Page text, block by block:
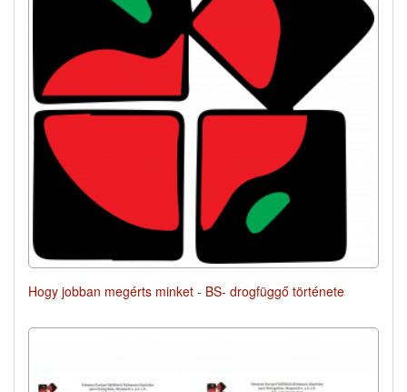
Hogy jobban megérts minket - BS- drogfüggő története